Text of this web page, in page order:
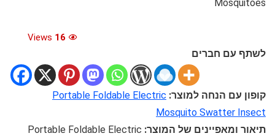
Mosquitoes
16
לשתף עם חברים
קופון עם הנחה למוצר: Portable Foldable Electric
Mosquito Swatter Insect
תיאור ומאפיינים של המוצר: Portable Foldable Electric